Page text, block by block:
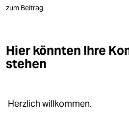
verlag
veranstaltungen
shop
unterstützen
zum Beitrag
Hier könnten Ihre
stehen
Herzlich willkommen.